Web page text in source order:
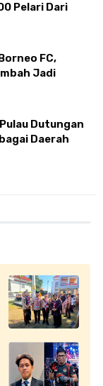
Pelari Dari
FC,
Jadi
Dutungan
Daerah